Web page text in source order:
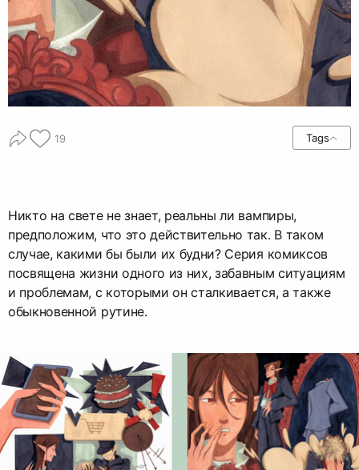
19 Tags
Никто на свете не знает, реальны ли вампиры,
предположим, что это действительно так. В таком
случае, какими бы были их будни? Серия комиксов
посвящена жизни одного из них, забавным ситуациям
и проблемам, с которыми он сталкивается, а также
обыкновенной рутине.